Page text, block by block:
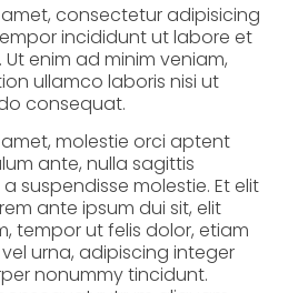
consectetur adipisicing
incididunt ut labore et
enim ad minim veniam,
ullamco laboris nisi ut
consequat.
molestie orci aptent
ante, nulla sagittis
suspendisse molestie. Et elit
ante ipsum dui sit, elit
tempor ut felis dolor, etiam
urna, adipiscing integer
nonummy tincidunt.